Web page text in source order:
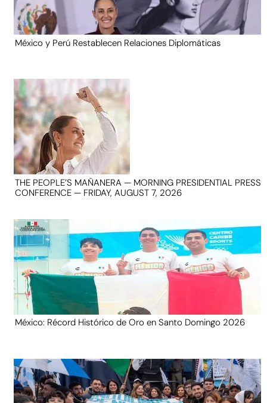
México y Perú Restablecen Relaciones Diplomáticas
THE PEOPLE’S MAÑANERA — MORNING PRESIDENTIAL PRESS
CONFERENCE — FRIDAY, AUGUST 7, 2026
México: Récord Histórico de Oro en Santo Domingo 2026